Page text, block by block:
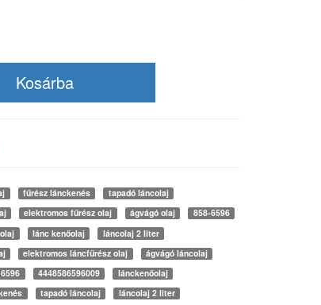
fűrész lánckenés
tapadó láncolaj
elektromos fűrész olaj ágvágó olaj
858-6596
lánc kenőolaj
láncolaj 2 liter
elektromos láncfűrész olaj
ágvágó láncolaj
4448586596009
lánckenőolaj
tapadó láncolaj
láncolaj 2 liter